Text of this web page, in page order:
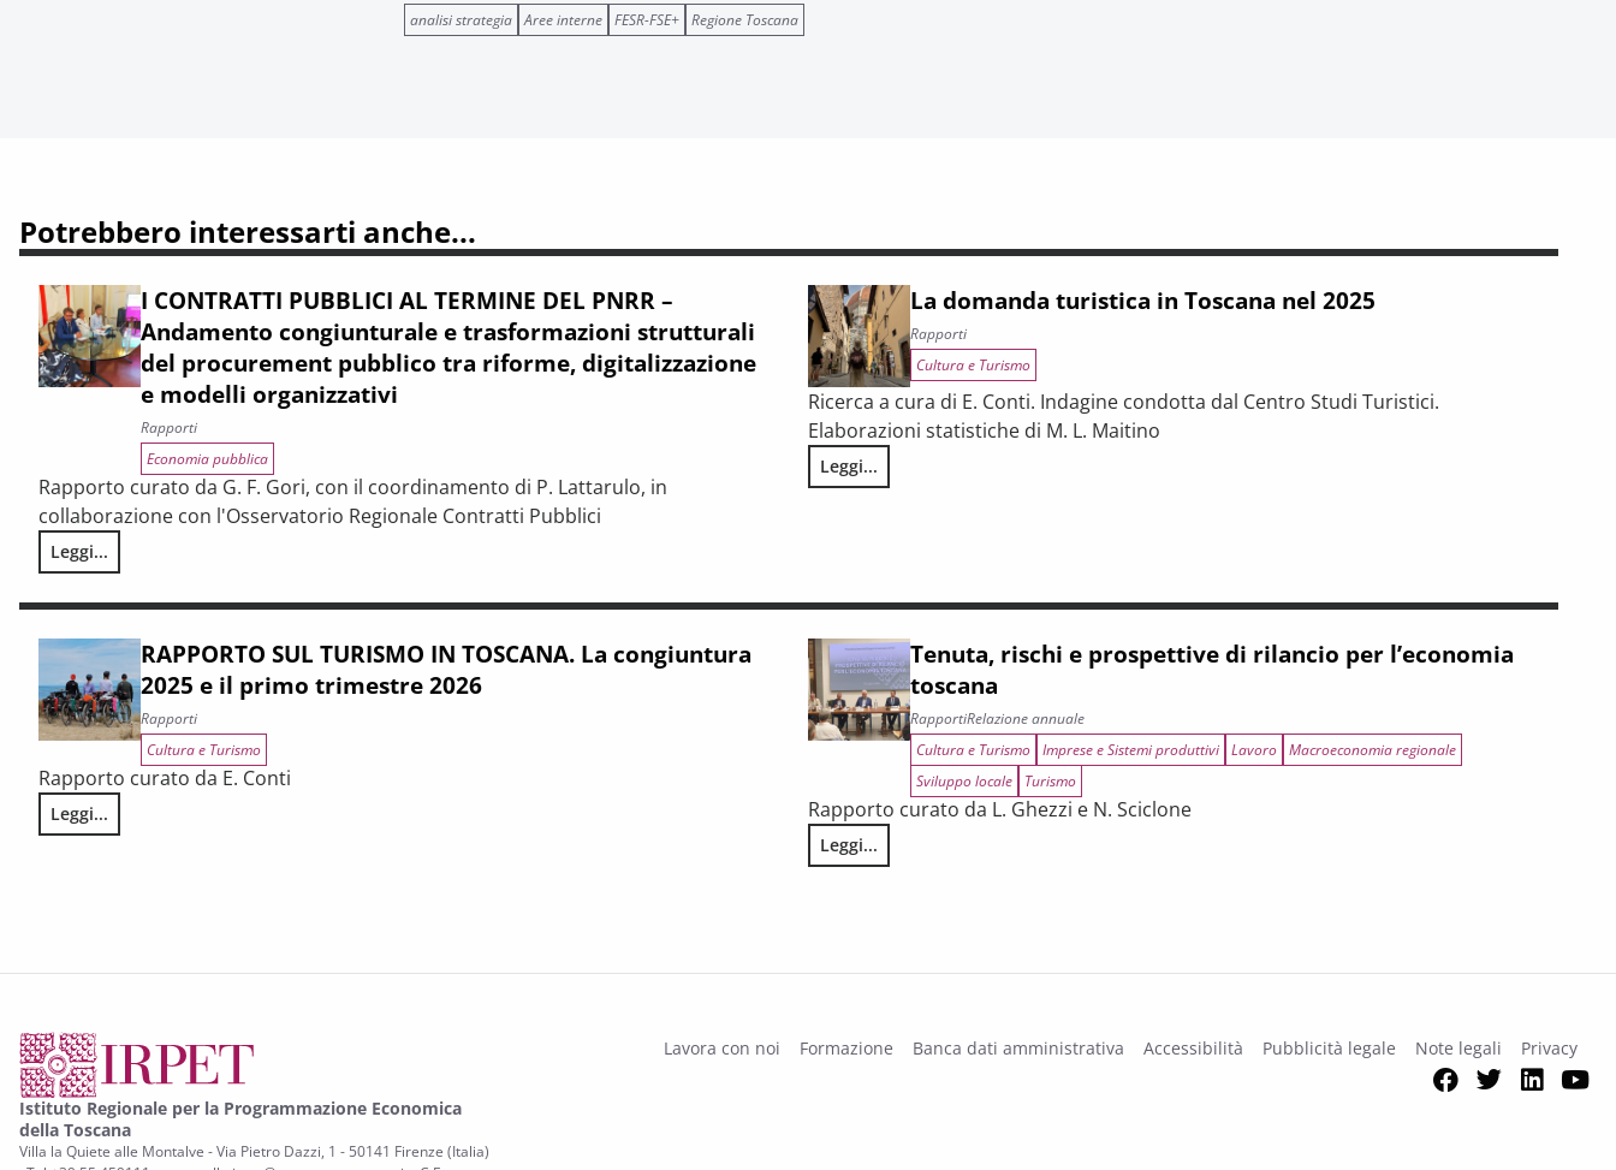
analisi strategia Aree interne FESR-FSE+ Regione Toscana
Potrebbero interessarti anche...
I CONTRATTI PUBBLICI AL TERMINE DEL PNRR –
Andamento congiunturale e trasformazioni strutturali
del procurement pubblico tra riforme, digitalizzazione
e modelli organizzativi
Rapporti
Economia pubblica
Rapporto curato da G. F. Gori, con il coordinamento di P. Lattarulo, in
collaborazione con l'Osservatorio Regionale Contratti Pubblici
Leggi...
I CONTRATTI PUBBLICI AL TERMINE DEL PNRR – Andamento congiunturale e trasformazioni strutturali del procurement pubblico tra riforme, digitalizzazione e modelli organizzativi
La domanda turistica in Toscana nel 2025
Rapporti
Cultura e Turismo
Ricerca a cura di E. Conti. Indagine condotta dal Centro Studi Turistici.
Elaborazioni statistiche di M. L. Maitino
Leggi...
La domanda turistica in Toscana nel 2025
RAPPORTO SUL TURISMO IN TOSCANA. La congiuntura
2025 e il primo trimestre 2026
Rapporti
Cultura e Turismo
Rapporto curato da E. Conti
Leggi...
RAPPORTO SUL TURISMO IN TOSCANA. La congiuntura 2025 e il primo trimestre 2026
Tenuta, rischi e prospettive di rilancio per l’economia
toscana
RapportiRelazione annuale
Cultura e Turismo Imprese e Sistemi produttivi Lavoro Macroeconomia regionale
Sviluppo locale
Turismo
Rapporto curato da L. Ghezzi e N. Sciclone
Leggi...
Tenuta, rischi e prospettive di rilancio per l’economia toscana
Istituto Regionale per la Programmazione Economica
della Toscana
Villa la Quiete alle Montalve - Via Pietro Dazzi, 1 - 50141 Firenze (Italia)
Lavora con noi Formazione Banca dati amministrativa Accessibilità Pubblicità legale Note legali Privacy
Facebook
Twitter